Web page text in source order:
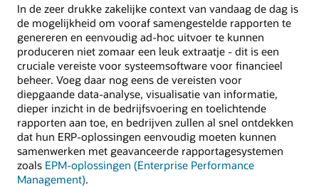
In de zeer drukke zakelijke context van vandaag de dag is
de mogelijkheid om vooraf samengestelde rapporten te
genereren en eenvoudig ad-hoc uitvoer te kunnen
produceren niet zomaar een leuk extraatje - dit is een
cruciale vereiste voor systeemsoftware voor financieel
beheer. Voeg daar nog eens de vereisten voor
diepgaande data-analyse, visualisatie van informatie,
dieper inzicht in de bedrijfsvoering en toelichtende
rapporten aan toe, en bedrijven zullen al snel ontdekken
dat hun ERP-oplossingen eenvoudig moeten kunnen
samenwerken met geavanceerde rapportagesystemen
zoals EPM-oplossingen (Enterprise Performance
Management).